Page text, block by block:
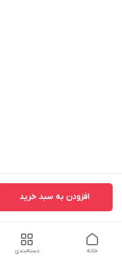
افزودن به سبد خرید
دسته‌بندی خانه